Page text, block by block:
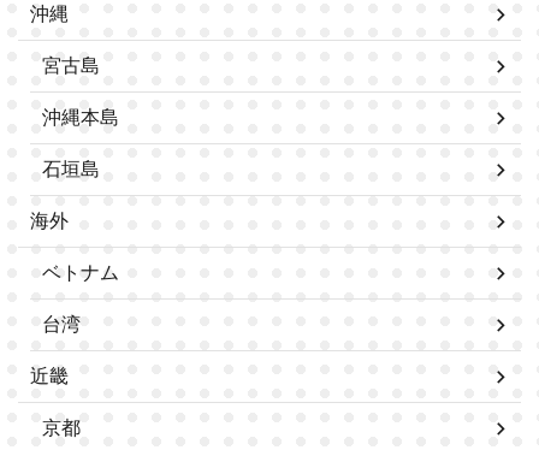
沖縄
宮古島
沖縄本島
石垣島
海外
ベトナム
台湾
近畿
京都